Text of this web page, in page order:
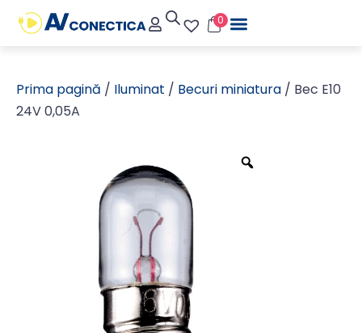
0
Prima pagină / Iluminat / Becuri miniatura / Bec E10
24V 0,05A